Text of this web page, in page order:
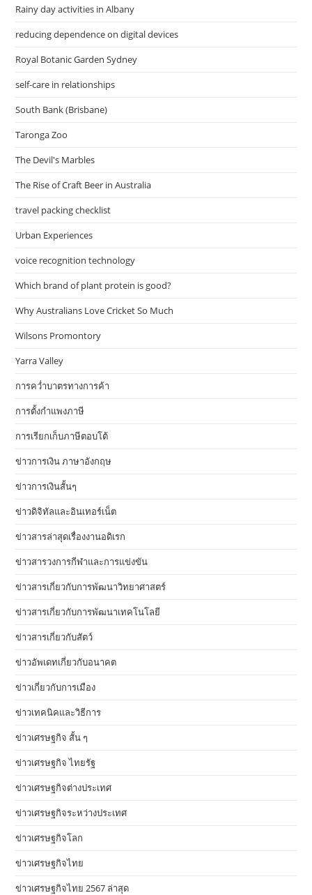
Rainy day activities in Albany
reducing dependence on digital devices
Royal Botanic Garden Sydney
self-care in relationships
South Bank (Brisbane)
Taronga Zoo
The Devil's Marbles
The Rise of Craft Beer in Australia
travel packing checklist
Urban Experiences
voice recognition technology
Which brand of plant protein is good?
Why Australians Love Cricket So Much
Wilsons Promontory
Yarra Valley
การคว่ำบาตรทางการค้า
การตั้งกำแพงภาษี
การเรียกเก็บภาษีตอบโต้
ข่าวการเงิน ภาษาอังกฤษ
ข่าวการเงินสั้นๆ
ข่าวดิจิทัลและอินเทอร์เน็ต
ข่าวสารล่าสุดเรื่องงานอดิเรก
ข่าวสารวงการกีฬาและการแข่งขัน
ข่าวสารเกี่ยวกับการพัฒนาวิทยาศาสตร์
ข่าวสารเกี่ยวกับการพัฒนาเทคโนโลยี
ข่าวสารเกี่ยวกับสัตว์
ข่าวอัพเดทเกี่ยวกับอนาคต
ข่าวเกี่ยวกับการเมือง
ข่าวเทคนิคและวิธีการ
ข่าวเศรษฐกิจ สั้น ๆ
ข่าวเศรษฐกิจ ไทยรัฐ
ข่าวเศรษฐกิจต่างประเทศ
ข่าวเศรษฐกิจระหว่างประเทศ
ข่าวเศรษฐกิจโลก
ข่าวเศรษฐกิจไทย
ข่าวเศรษฐกิจไทย 2567 ล่าสุด